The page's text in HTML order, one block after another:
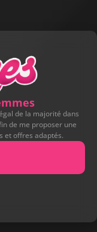
de la majorité dans
de me proposer une
et offres adaptés.